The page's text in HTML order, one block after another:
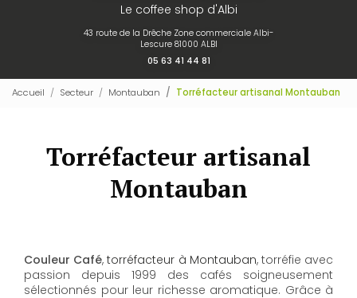
Le coffee shop d'Albi
43 route de la Drêche Zone commerciale Albi-
Lescure 81000 ALBI
05 63 41 44 81
Accueil Secteur Montauban Torréfacteur artisanal Montauban
Torréfacteur artisanal
Montauban
Couleur Café,torréfacteur à Montauban, torréfie avec
passion depuis 1999 des cafés soigneusement
sélectionnés pour leur richesse aromatique. Grâce à